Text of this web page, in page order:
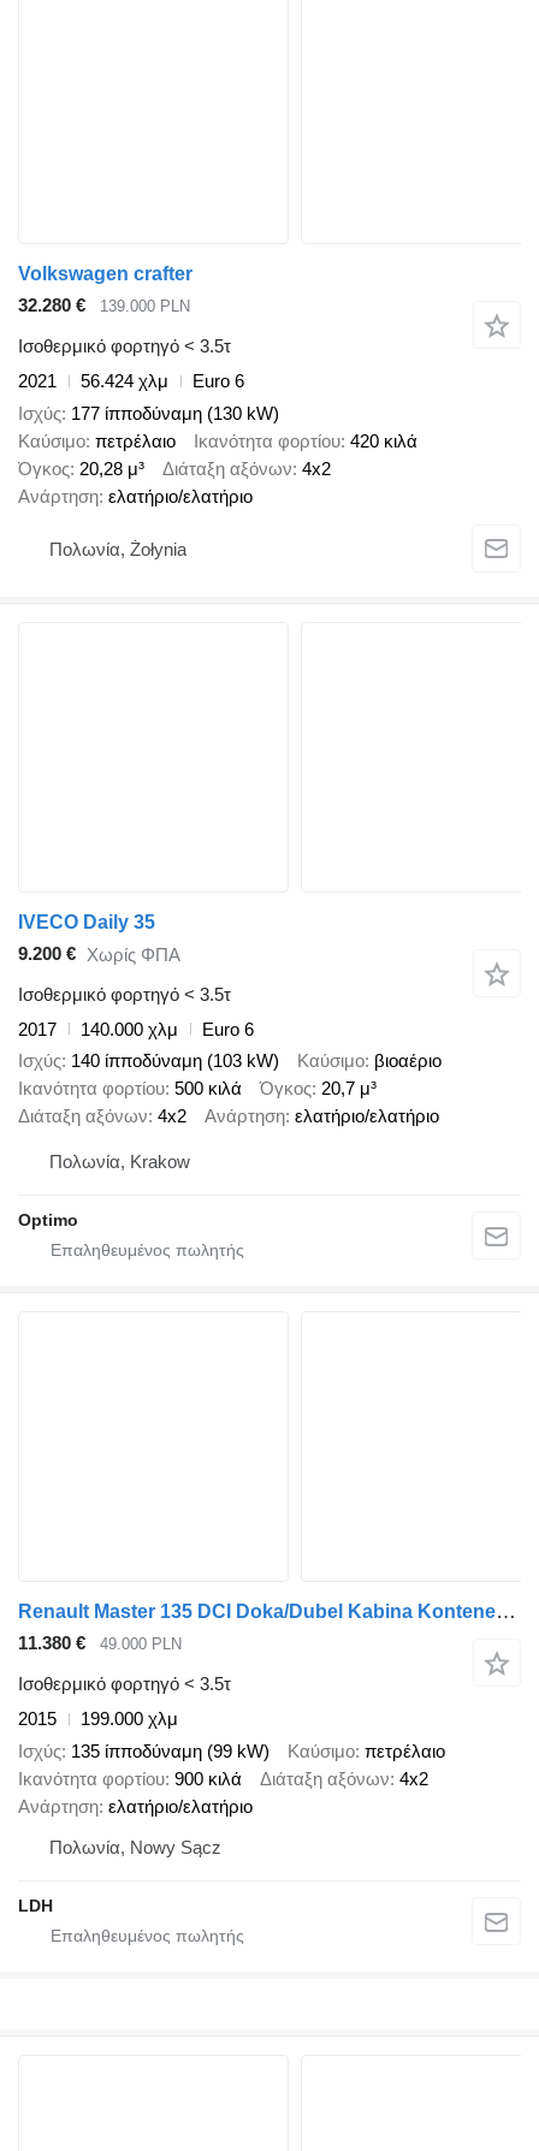
Volkswagen crafter
32.280 €
139.000 PLN
Ισοθερμικό φορτηγό < 3.5τ
2021
56.424 χλμ
Euro 6
Ισχύς 177 ίπποδύναμη (130 kW)
Καύσιμο πετρέλαιο Ικανότητα φορτίου 420 κιλά
Όγκος 20,28 μ³ Διάταξη αξόνων 4x2
Ανάρτηση ελατήριο/ελατήριο
Πολωνία, Żołynia
IVECO Daily 35
9.200 € Χωρίς ΦΠΑ
Ισοθερμικό φορτηγό < 3.5τ
2017
140.000 χλμ
Euro 6
Ισχύς 140 ίπποδύναμη (103 kW) Καύσιμο βιοαέριο
Ικανότητα φορτίου 500 κιλά Όγκος 20,7 μ³
Διάταξη αξόνων 4x2 Ανάρτηση ελατήριο/ελατήριο
Πολωνία, Krakow
Optimo
Renault Master 135 DCI Doka/Dubel Kabina Kontener Max ! Klima !
11.380 € 49.000 PLN
Ισοθερμικό φορτηγό < 3.5τ
2015
199.000 χλμ
Ισχύς 135 ίπποδύναμη (99 kW) Καύσιμο πετρέλαιο
Ικανότητα φορτίου 900 κιλά Διάταξη αξόνων 4x2
Ανάρτηση ελατήριο/ελατήριο
Πολωνία, Nowy Sącz
LDH